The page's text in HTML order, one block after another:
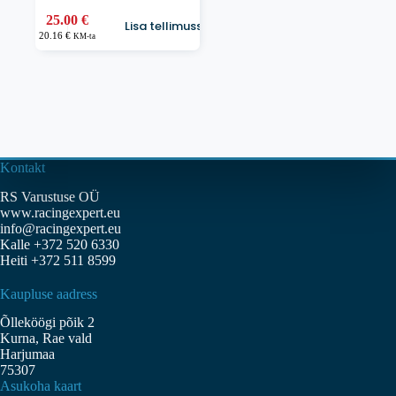
25.00€
20.16€ KM-ta
Lisa tellimusse
Kontakt
RS Varustuse OÜ
www.racingexpert.eu
info@racingexpert.eu
Kalle +372 520 6330
Heiti +372 511 8599
Kaupluse aadress
Õlleköögi põik 2
Kurna, Rae vald
Harjumaa
75307
Asukoha kaart